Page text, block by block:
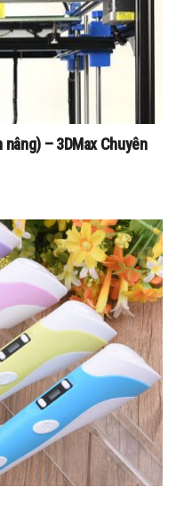
nâng) – 3DMax Chuyên